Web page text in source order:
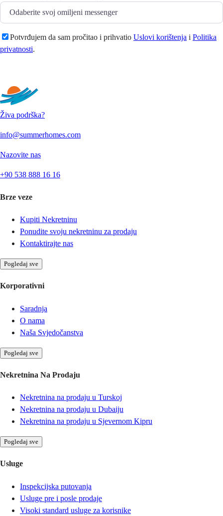
Potvrđujem da sam pročitao i prihvatio Uslovi korištenja i Politika
privatnosti.
Živa podrška?
info@summerhomes.com
Nazovite nas
+90 538 888 16 16
Brze veze
Kupiti Nekretninu
Ponudite svoju nekretninu za prodaju
Kontaktirajte nas
Pogledaj sve
Korporativni
Saradnja
O nama
Naša Svjedočanstva
Pogledaj sve
Nekretnina Na Prodaju
Nekretnina na prodaju u Turskoj
Nekretnina na prodaju u Dubaiju
Nekretnina na prodaju u Sjevernom Kipru
Pogledaj sve
Usluge
Inspekcijska putovanja
Usluge pre i posle prodaje
Visoki standard usluge za korisnike